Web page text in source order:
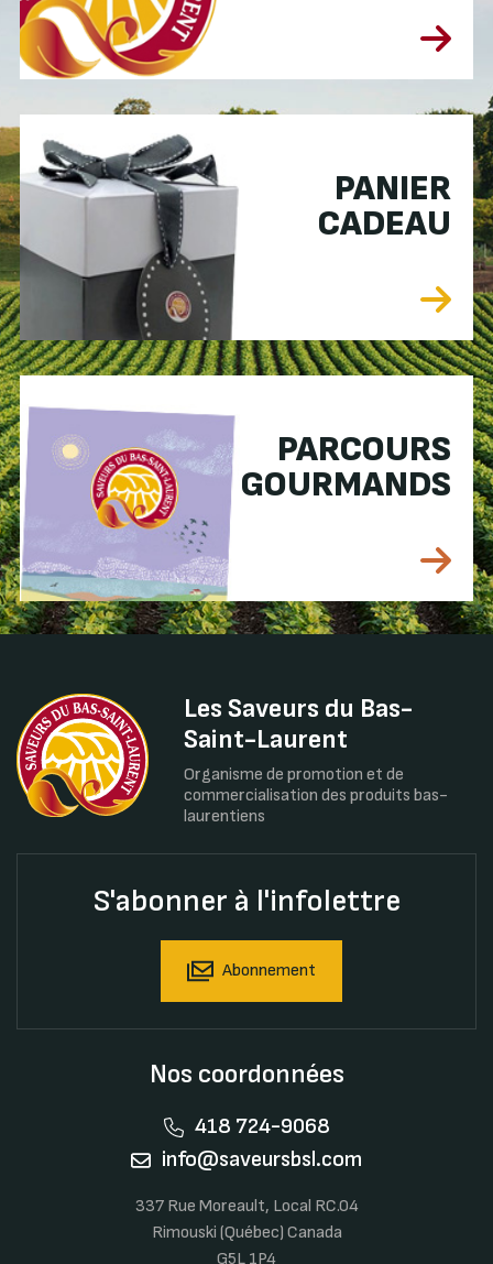
PANIER
CADEAU
PARCOURS
GOURMANDS
Les Saveurs du Bas-
Saint-Laurent
Organisme de promotion et de
commercialisation des produits bas-
laurentiens
S'abonner à l'infolettre
Abonnement
Nos coordonnées
418 724-9068
info@saveursbsl.com
337 Rue Moreault, Local RC.04
Rimouski (Québec) Canada
G5L 1P4